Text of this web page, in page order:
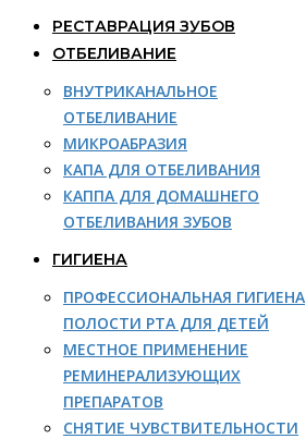
РЕСТАВРАЦИЯ ЗУБОВ
ОТБЕЛИВАНИЕ
ВНУТРИКАНАЛЬНОЕ
ОТБЕЛИВАНИЕ
МИКРОАБРАЗИЯ
КАПА ДЛЯ ОТБЕЛИВАНИЯ
КАППА ДЛЯ ДОМАШНЕГО
ОТБЕЛИВАНИЯ ЗУБОВ
ГИГИЕНА
ПРОФЕССИОНАЛЬНАЯ ГИГИЕНА
ПОЛОСТИ РТА ДЛЯ ДЕТЕЙ
МЕСТНОЕ ПРИМЕНЕНИЕ
РЕМИНЕРАЛИЗУЮЩИХ
ПРЕПАРАТОВ
СНЯТИЕ ЧУВСТВИТЕЛЬНОСТИ